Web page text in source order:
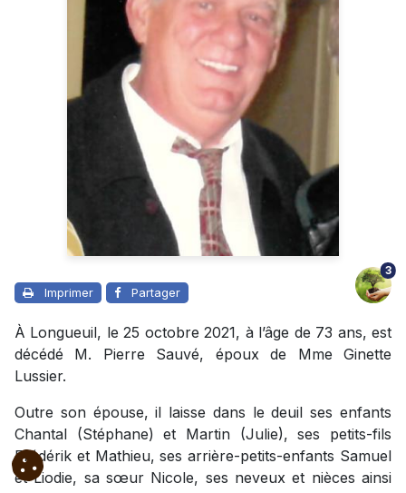
Imprimer Partager
3
À Longueuil, le 25 octobre 2021, à l’âge de 73 ans, est
décédé M. Pierre Sauvé, époux de Mme Ginette
Lussier.
Outre son épouse, il laisse dans le deuil ses enfants
Chantal (Stéphane) et Martin (Julie), ses petits-fils
Frédérik et Mathieu, ses arrière-petits-enfants Samuel
et Liodie, sa sœur Nicole, ses neveux et nièces ainsi